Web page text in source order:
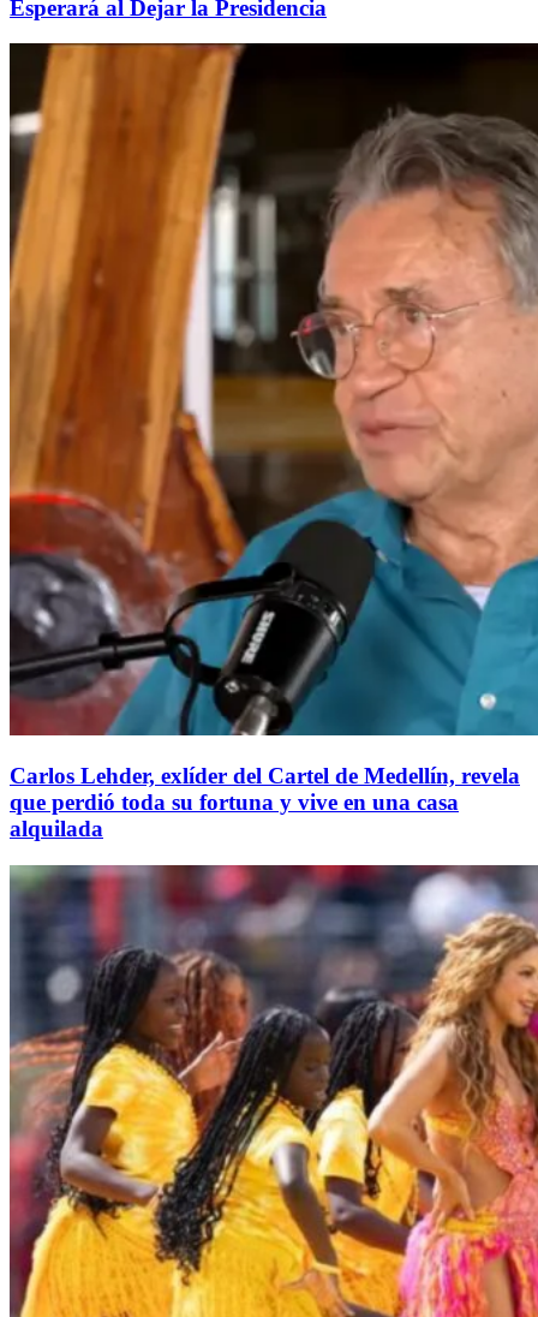
Esperará al Dejar la Presidencia
Carlos Lehder, exlíder del Cartel de Medellín, revela
que perdió toda su fortuna y vive en una casa
alquilada